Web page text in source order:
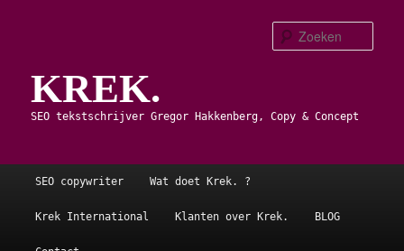
primaire
inhoudKREK.
SEO tekstschrijver Gregor Hakkenberg, Copy & Concept
Hoofdmenu
SEO copywriter Wat doet Krek. ?
Krek International Klanten over Krek. BLOG